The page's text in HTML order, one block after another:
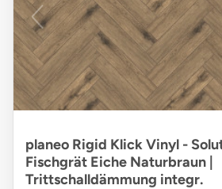
planeo Rigid Klick Vinyl -
Fischgrät Eiche Naturbraun |
Trittschalldämmung integr.